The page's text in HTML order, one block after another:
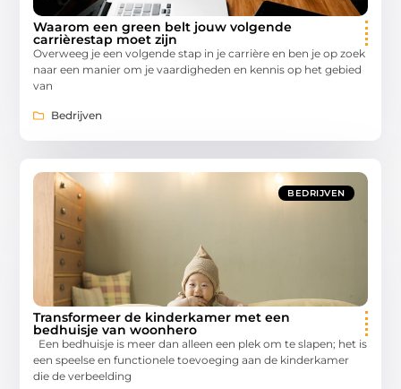
Waarom een green belt jouw volgende
carrièrestap moet zijn
Overweeg je een volgende stap in je carrière en ben je op zoek
naar een manier om je vaardigheden en kennis op het gebied
van
Bedrijven
BEDRIJVEN
Transformeer de kinderkamer met een
bedhuisje van woonhero
Een bedhuisje is meer dan alleen een plek om te slapen; het is
een speelse en functionele toevoeging aan de kinderkamer
die de verbeelding